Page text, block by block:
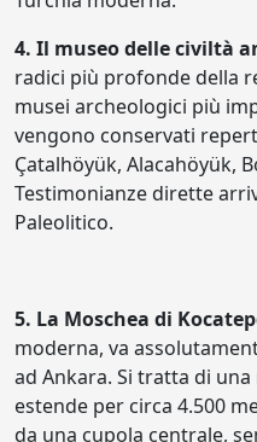
4. Il museo delle civiltà
radici più profonde della
musei archeologici più
vengono conservati
Çatalhöyük, Alacahöyük,
Testimonianze dirette
Paleolitico.
5. La Moschea di
moderna, va
ad Ankara. Si tratta di
estende per circa 4.500
da una cupola centrale,